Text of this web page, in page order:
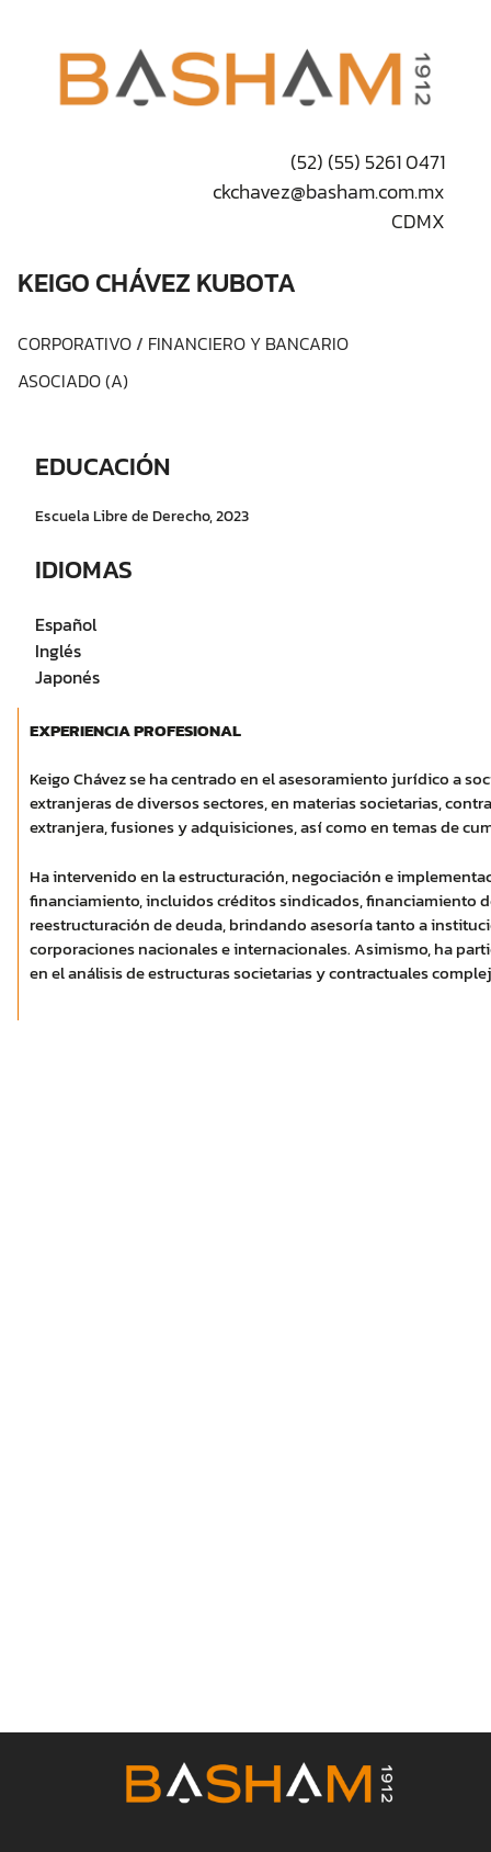
(52) (55) 5261 0471
ckchavez@basham.com.mx
CDMX
KEIGO CHÁVEZ KUBOTA
CORPORATIVO/ FINANCIERO Y BANCARIO
ASOCIADO (A)
EDUCACIÓN
Escuela Libre de Derecho, 2023
IDIOMAS
Español
Inglés
Japonés
EXPERIENCIA PROFESIONAL
Keigo Chávez se ha centrado en el asesoramiento jurídico a
extranjeras de diversos sectores, en materias societarias,
extranjera, fusiones y adquisiciones, así como en temas de
Ha intervenido en la estructuración, negociación e
financiamiento, incluidos créditos sindicados, financiamiento
reestructuración de deuda, brindando asesoría tanto a
corporaciones nacionales e internacionales. Asimismo, ha
en el análisis de estructuras societarias y contractuales